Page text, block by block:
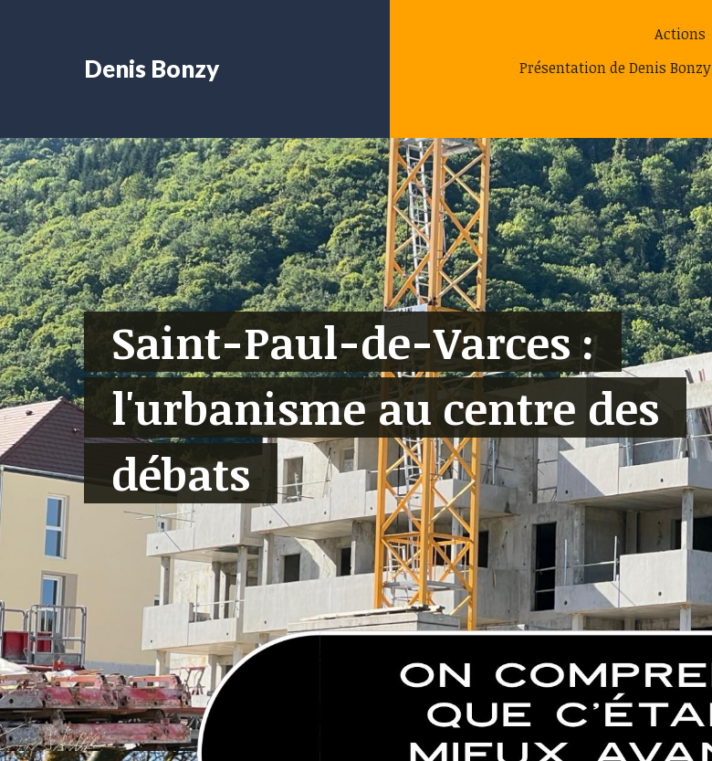
Actions
Présentation de Denis Bonzy
Denis Bonzy
Saint-Paul-de-Varces :
l'urbanisme au centre des
débats